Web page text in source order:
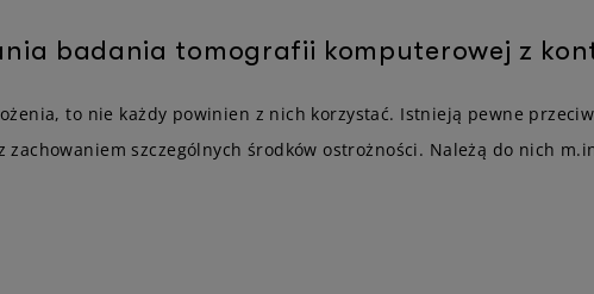
badania tomografii komputerowej z
to nie każdy powinien z nich korzystać. Istnieją pewne
zachowaniem szczególnych środków ostrożności. Należą do nich